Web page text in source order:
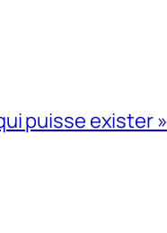
puisse exister »